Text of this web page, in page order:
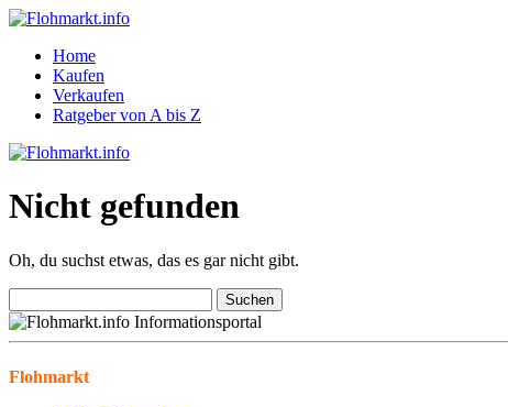
Home
Kaufen
Verkaufen
Ratgeber von A bis Z
Nicht gefunden
Oh, du suchst etwas, das es gar nicht gibt.
nach:
Flohmarkt